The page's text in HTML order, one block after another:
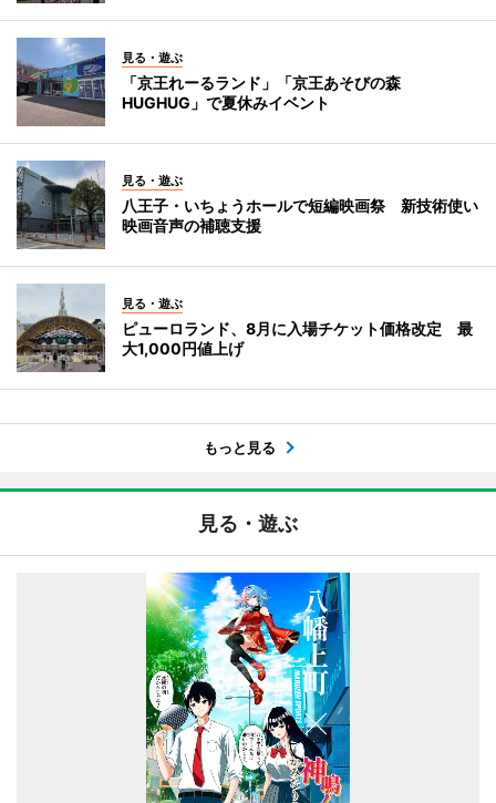
見る・遊ぶ
「京王れーるランド」「京王あそびの森
HUGHUG」で夏休みイベント
見る・遊ぶ
八王子・いちょうホールで短編映画祭 新技術使い
映画音声の補聴支援
見る・遊ぶ
ピューロランド、8月に入場チケット価格改定 最
大1,000円値上げ
もっと見る
見る・遊ぶ